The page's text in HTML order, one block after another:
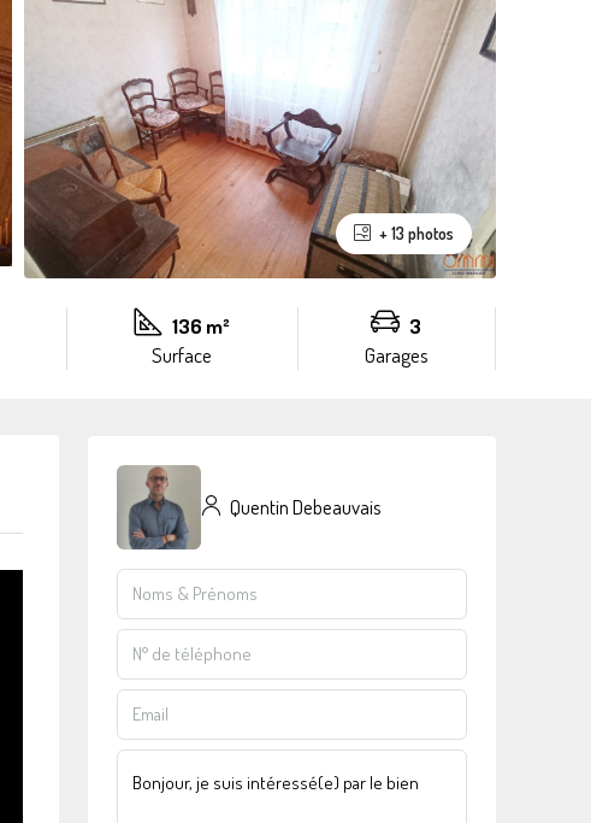
+ 13 photos
136 m²
Surface
3
Garages
Quentin Debeauvais